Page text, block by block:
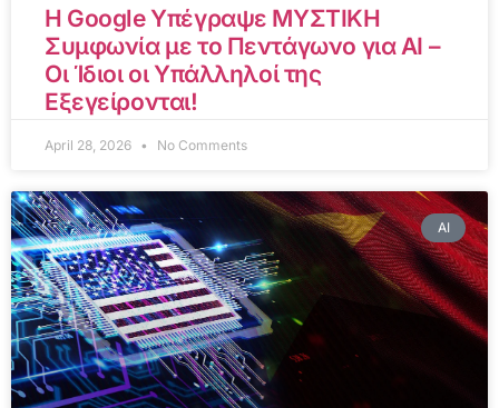
Η Google Υπέγραψε ΜΥΣΤΙΚΗ
Συμφωνία με το Πεντάγωνο για AI –
Οι Ίδιοι οι Υπάλληλοί της
Εξεγείρονται!
April 28, 2026 No Comments
AI